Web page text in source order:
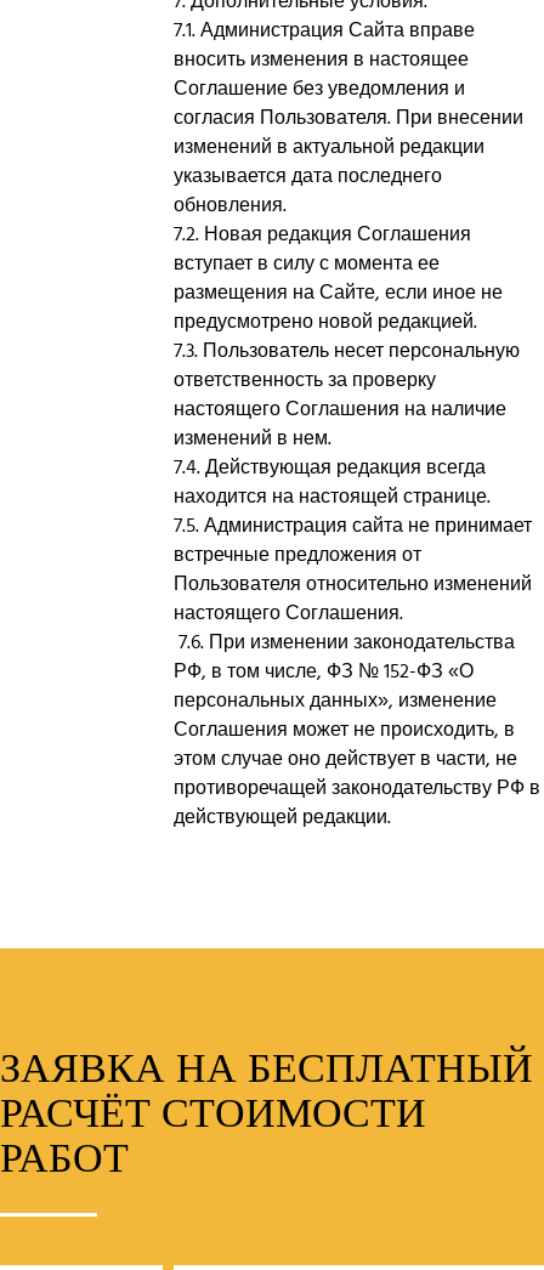
7.1. Администрация Сайта вправе
вносить изменения в настоящее
Соглашение без уведомления и
согласия Пользователя. При внесении
изменений в актуальной редакции
указывается дата последнего
обновления.
7.2. Новая редакция Соглашения
вступает в силу с момента ее
размещения на Сайте, если иное не
предусмотрено новой редакцией.
7.3. Пользователь несет персональную
ответственность за проверку
настоящего Соглашения на наличие
изменений в нем.
7.4. Действующая редакция всегда
находится на настоящей странице.
7.5. Администрация сайта не принимает
встречные предложения от
Пользователя относительно изменений
настоящего Соглашения.
7.6. При изменении законодательства
РФ, в том числе, ФЗ № 152-ФЗ «О
персональных данных», изменение
Соглашения может не происходить, в
этом случае оно действует в части, не
противоречащей законодательству РФ в
действующей редакции.
ЗАЯВКА НА БЕСПЛАТНЫЙ
РАСЧЁТ СТОИМОСТИ
РАБОТ